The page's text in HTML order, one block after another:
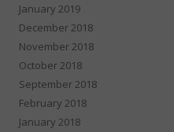
January 2019
December 2018
November 2018
October 2018
September 2018
February 2018
January 2018